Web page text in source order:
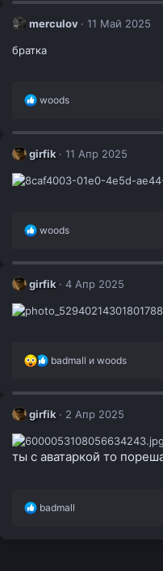
к
ц
и
merculov 11 Май 2025
братка
Р
к
ц
и
woods
girfik 11 Апр 2025
Р
к
ц
и
woods
girfik 4 Апр 2025
Р
к
ц
и
badmall и woods
girfik 2 Апр 2025
ты с аватаркой то
Р
badmall